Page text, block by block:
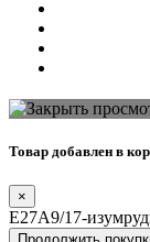
Товар добавлен в
×
E27A9/17-